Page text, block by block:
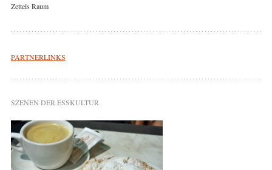
Zettels Raum
PARTNERLINKS
SZENEN DER ESSKULTUR